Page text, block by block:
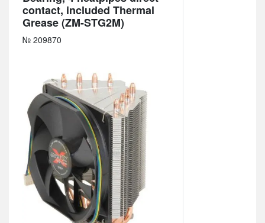
contact, included Thermal
Grease (ZM-STG2M)
№ 209870